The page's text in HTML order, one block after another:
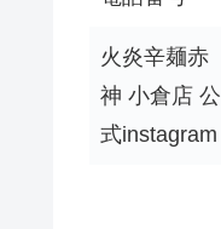
火炎辛麺赤
神 小倉店 公
式instagram